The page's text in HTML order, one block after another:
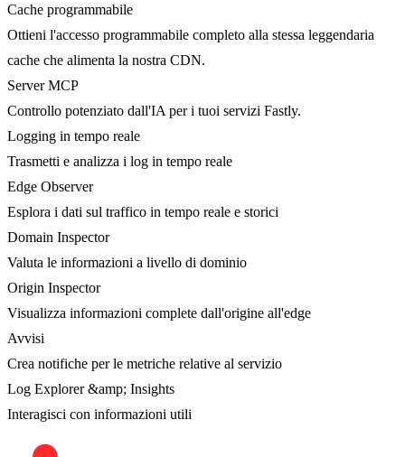
Cache programmabile
Ottieni l'accesso programmabile completo alla stessa leggendaria
cache che alimenta la nostra CDN.
Server MCP
Controllo potenziato dall'IA per i tuoi servizi Fastly.
Logging in tempo reale
Trasmetti e analizza i log in tempo reale
Edge Observer
Esplora i dati sul traffico in tempo reale e storici
Domain Inspector
Valuta le informazioni a livello di dominio
Origin Inspector
Visualizza informazioni complete dall'origine all'edge
Avvisi
Crea notifiche per le metriche relative al servizio
Log Explorer &amp; Insights
Interagisci con informazioni utili